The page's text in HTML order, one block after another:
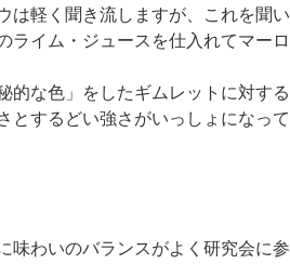
は軽く聞き流しますが、これを聞い
ライム・ジュースを仕入れてマーロ
的な色」をしたギムレットに対する
とするどい強さがいっしょになって
味わいのバランスがよく研究会に参